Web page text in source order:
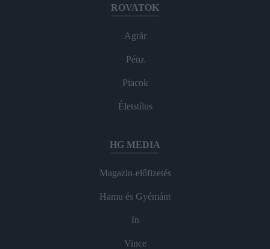
ROVATOK
Agrár
Pénz
Piacok
Életstílus
HG MEDIA
Magazin-előfizetés
Hamu és Gyémánt
In
Vince